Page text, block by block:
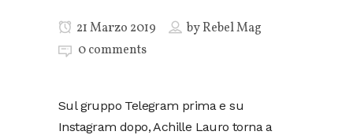
21 Marzo 2019 byRebel Mag
0 comments
Sul gruppo Telegram prima e su
Instagram dopo, Achille Lauro torna a